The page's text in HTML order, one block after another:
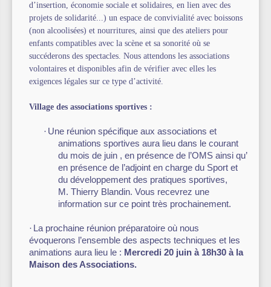
d’insertion, économie sociale et solidaires, en lien avec des
projets de solidarité...) un espace de convivialité avec boissons
(non alcoolisées) et nourritures, ainsi que des ateliers pour
enfants compatibles avec la scène et sa sonorité où se
succéderons des spectacles. Nous attendons les associations
volontaires et disponibles afin de vérifier avec elles les
exigences légales sur ce type d’activité.
Village des associations sportives :
· Une réunion spécifique aux associations et
animations sportives aura lieu dans le courant
du mois de juin , en présence de l’OMS ainsi qu’
en présence de l’adjoint en charge du Sport et
du développement des pratiques sportives,
M. Thierry Blandin. Vous recevrez une
information sur ce point très prochainement.
· La prochaine réunion préparatoire où nous
évoquerons l’ensemble des aspects techniques et les
animations aura lieu le : Mercredi 20 juin à 18h30 à la
Maison des Associations.